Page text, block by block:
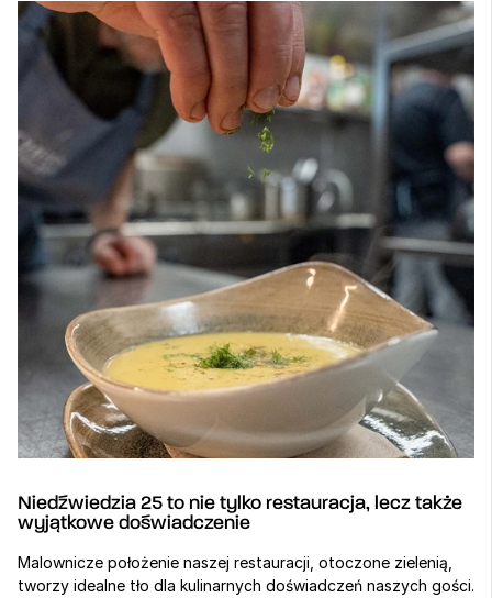
Niedźwiedzia 25 to nie tylko restauracja, lecz także
wyjątkowe doświadczenie
Malownicze położenie naszej restauracji, otoczone zielenią,
tworzy idealne tło dla kulinarnych doświadczeń naszych gości.